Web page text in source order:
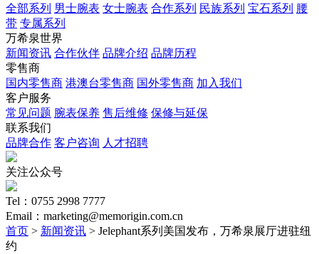
全部系列 男士腕表 女士腕表 合作系列 民族系列 宝石系列 腰
带 专属系列
万希泉世界
新闻资讯 合作伙伴 品牌介绍 品牌历程
零售商
国内零售商 港澳台零售商 国外零售商 加入我们
客户服务
常见问题 腕表保养 售后维修 保修与延保
联系我们
品牌合作 客户咨询 人才招聘
关注公众号
Tel：0755 2998 7777
Email：marketing@memorigin.com.cn
首页 > 新闻资讯 > Jelephant系列美国发布，万希泉展厅进驻纽
约